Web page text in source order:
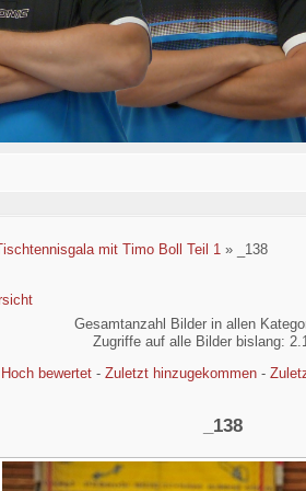
mit Timo Boll Teil 1 » _138
Gesamtanzahl Bilder in allen
Zugriffe auf alle Bilder bislang:
Hoch bewertet- Zuletzt hinzugekommen-
_138